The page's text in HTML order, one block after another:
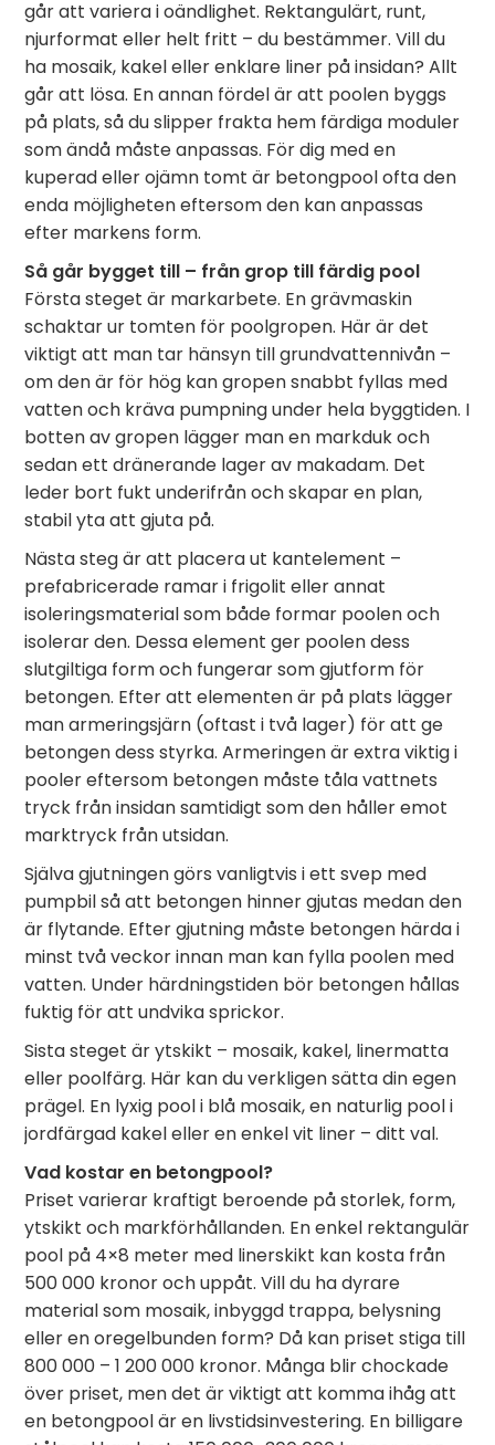
går att variera i oändlighet. Rektangulärt, runt,
njurformat eller helt fritt – du bestämmer. Vill du
ha mosaik, kakel eller enklare liner på insidan? Allt
går att lösa. En annan fördel är att poolen byggs
på plats, så du slipper frakta hem färdiga moduler
som ändå måste anpassas. För dig med en
kuperad eller ojämn tomt är betongpool ofta den
enda möjligheten eftersom den kan anpassas
efter markens form.
Så går bygget till – från grop till färdig pool
Första steget är markarbete. En grävmaskin
schaktar ur tomten för poolgropen. Här är det
viktigt att man tar hänsyn till grundvattennivån –
om den är för hög kan gropen snabbt fyllas med
vatten och kräva pumpning under hela byggtiden. I
botten av gropen lägger man en markduk och
sedan ett dränerande lager av makadam. Det
leder bort fukt underifrån och skapar en plan,
stabil yta att gjuta på.
Nästa steg är att placera ut kantelement –
prefabricerade ramar i frigolit eller annat
isoleringsmaterial som både formar poolen och
isolerar den. Dessa element ger poolen dess
slutgiltiga form och fungerar som gjutform för
betongen. Efter att elementen är på plats lägger
man armeringsjärn (oftast i två lager) för att ge
betongen dess styrka. Armeringen är extra viktig i
pooler eftersom betongen måste tåla vattnets
tryck från insidan samtidigt som den håller emot
marktryck från utsidan.
Själva gjutningen görs vanligtvis i ett svep med
pumpbil så att betongen hinner gjutas medan den
är flytande. Efter gjutning måste betongen härda i
minst två veckor innan man kan fylla poolen med
vatten. Under härdningstiden bör betongen hållas
fuktig för att undvika sprickor.
Sista steget är ytskikt – mosaik, kakel, linermatta
eller poolfärg. Här kan du verkligen sätta din egen
prägel. En lyxig pool i blå mosaik, en naturlig pool i
jordfärgad kakel eller en enkel vit liner – ditt val.
Vad kostar en betongpool?
Priset varierar kraftigt beroende på storlek, form,
ytskikt och markförhållanden. En enkel rektangulär
pool på 4×8 meter med linerskikt kan kosta från
500 000 kronor och uppåt. Vill du ha dyrare
material som mosaik, inbyggd trappa, belysning
eller en oregelbunden form? Då kan priset stiga till
800 000 – 1 200 000 kronor. Många blir chockade
över priset, men det är viktigt att komma ihåg att
en betongpool är en livstidsinvestering. En billigare